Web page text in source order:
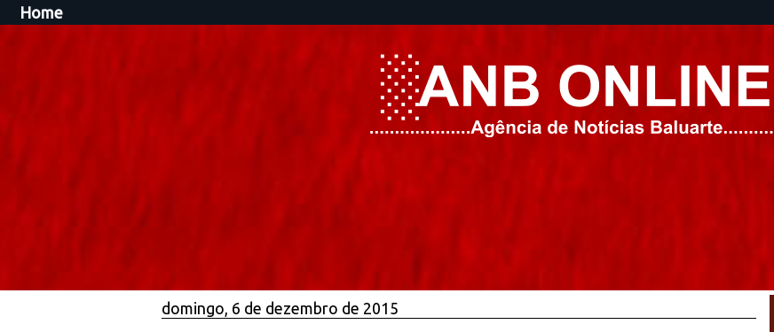
Home
domingo, 6 de dezembro de 2015